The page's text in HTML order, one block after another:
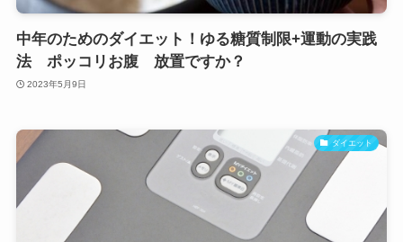
中年のためのダイエット！ゆる糖質制限+運動の実践
法 ポッコリお腹 放置ですか？
2023年5月9日
ダイエット